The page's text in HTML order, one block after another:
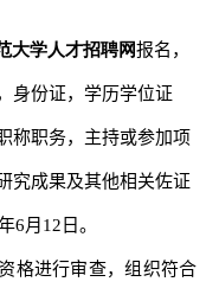
大学人才招聘网报名，
身份证，学历学位证
称职务，主持或参加项
究成果及其他相关佐证
6月 12 日。
格进行审查，组织符合